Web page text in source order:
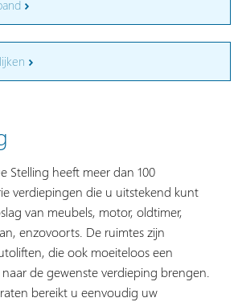
Stelling heeft meer dan 100
verdiepingen die u uitstekend kunt
van meubels, motor, oldtimer,
enzovoorts. De ruimtes zijn
die ook moeiteloos een
de gewenste verdieping brengen.
bereikt u eenvoudig uw